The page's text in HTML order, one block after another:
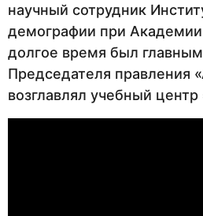
научный сотрудник
демографии при
долгое время был
Председателя правления
возглавлял учебный центр